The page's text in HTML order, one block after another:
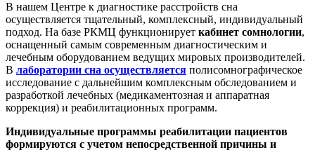
В нашем Центре к диагностике расстройств сна
осуществляется тщательный, комплексный, индивидуальный
подход. На базе РКМЦ функционирует кабинет сомнологии,
оснащенный самым современным диагностическим и
лечебным оборудованием ведущих мировых производителей.
В лаборатории сна осуществляется полисомнографическое
исследование с дальнейшим комплексным обследованием и
разработкой лечебных (медикаментозная и аппаратная
коррекция) и реабилитационных программ.
Индивидуальные программы реабилитации пациентов
формируются с учетом непосредственной причины и